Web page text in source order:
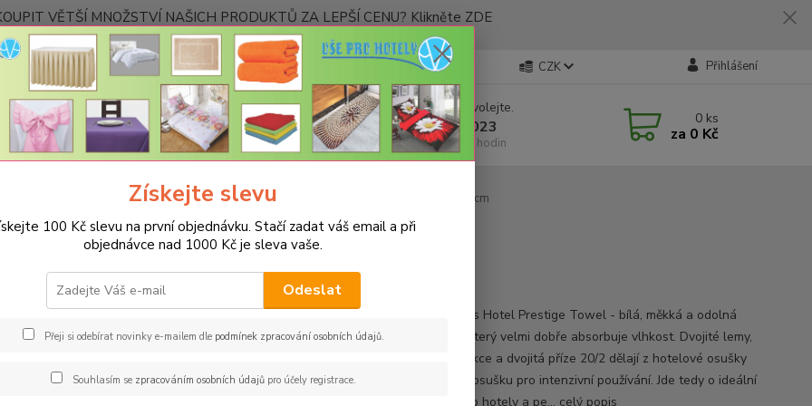
VĚTŠÍ MNOŽSTVÍ NAŠICH PRODUKTŮ ZA LEPŠÍ CENU? Klikněte ZDE
Kontakty CZK Přihlášení
Hledat
Nevíte si rady? Zavolejte.
+420 773 794 023
Pondělí-pátek 9-16 hodin
0 ks
za 0 Kč
Hotelové ručníky a osušky Hotelová osuška Prestige 70x140cm
osuška Prestige 70x140cm
Minimální odběr 5ks Hotel Prestige Towel - bílá, měkká a odolná
hotelová osuška, který velmi dobře absorbuje vlhkost. Dvojité lemy,
kompaktní konstrukce a dvojitá příze 20/2 dělají z hotelové osušky
Prestige perfektní osušku pro intenzivní používání. Jde tedy o ideální
produkt vhodný pro hotely a pe... celý popis
Získejte slevu
100 Kč slevu na první objednávku. Stačí zadat váš email a při
objednávce nad 1000 Kč je sleva vaše.
Odeslat
Přeji si odebírat novinky e-mailem dle podmínek zpracování osobních údajů.
Souhlasím se zpracováním osobních údajůpro účely registrace.